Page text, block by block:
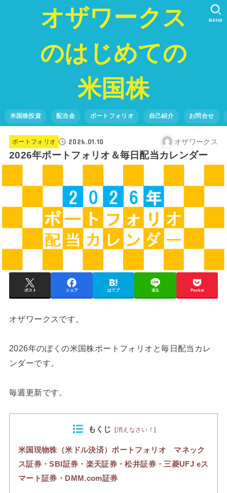
オザワークス
のはじめての
米国株
米国株投資 配当金 ポートフォリオ 自己紹介 お問合せ
SEARCH
ポートフォリオ 2026.01.10 オザワークス
2026年ポートフォリオ＆毎日配当カレンダー
ポスト シェア はてブ 送る Pocket
オザワークスです。
2026年のぼくの米国株ポートフォリオと毎日配当カレ
ンダーです。
毎週更新です。
もくじ [消えなさい！]
米国現物株（米ドル決済）ポートフォリオ マネック
ス証券・SBI証券・楽天証券・松井証券・三菱UFJ eス
マート証券・DMM.com証券